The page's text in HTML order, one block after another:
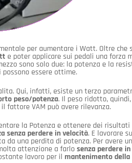
per aumentare i Watt. Oltre che
e poter applicare sui pedali una forza
sono solo due: la potenza e la
essere ottime.
Qui, infatti, esiste un terzo
peso/potenza. Il peso ridotto,
fattore VAM può avere rilevanza.
la Potenza e ottenere dei
senza perdere in velocità. E lavorare
da una perdita di potenza. Per avere
attenzione a farlo senza perdere
lavoro per il mantenimento